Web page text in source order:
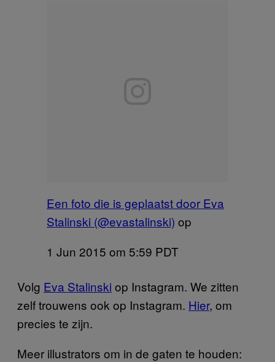
Een foto die is geplaatst door Eva
Stalinski (@evastalinski) op
1 Jun 2015 om 5:59 PDT
Volg Eva Stalinski op Instagram. We zitten
zelf trouwens ook op Instagram. Hier, om
precies te zijn.
Meer illustrators om in de gaten te houden: